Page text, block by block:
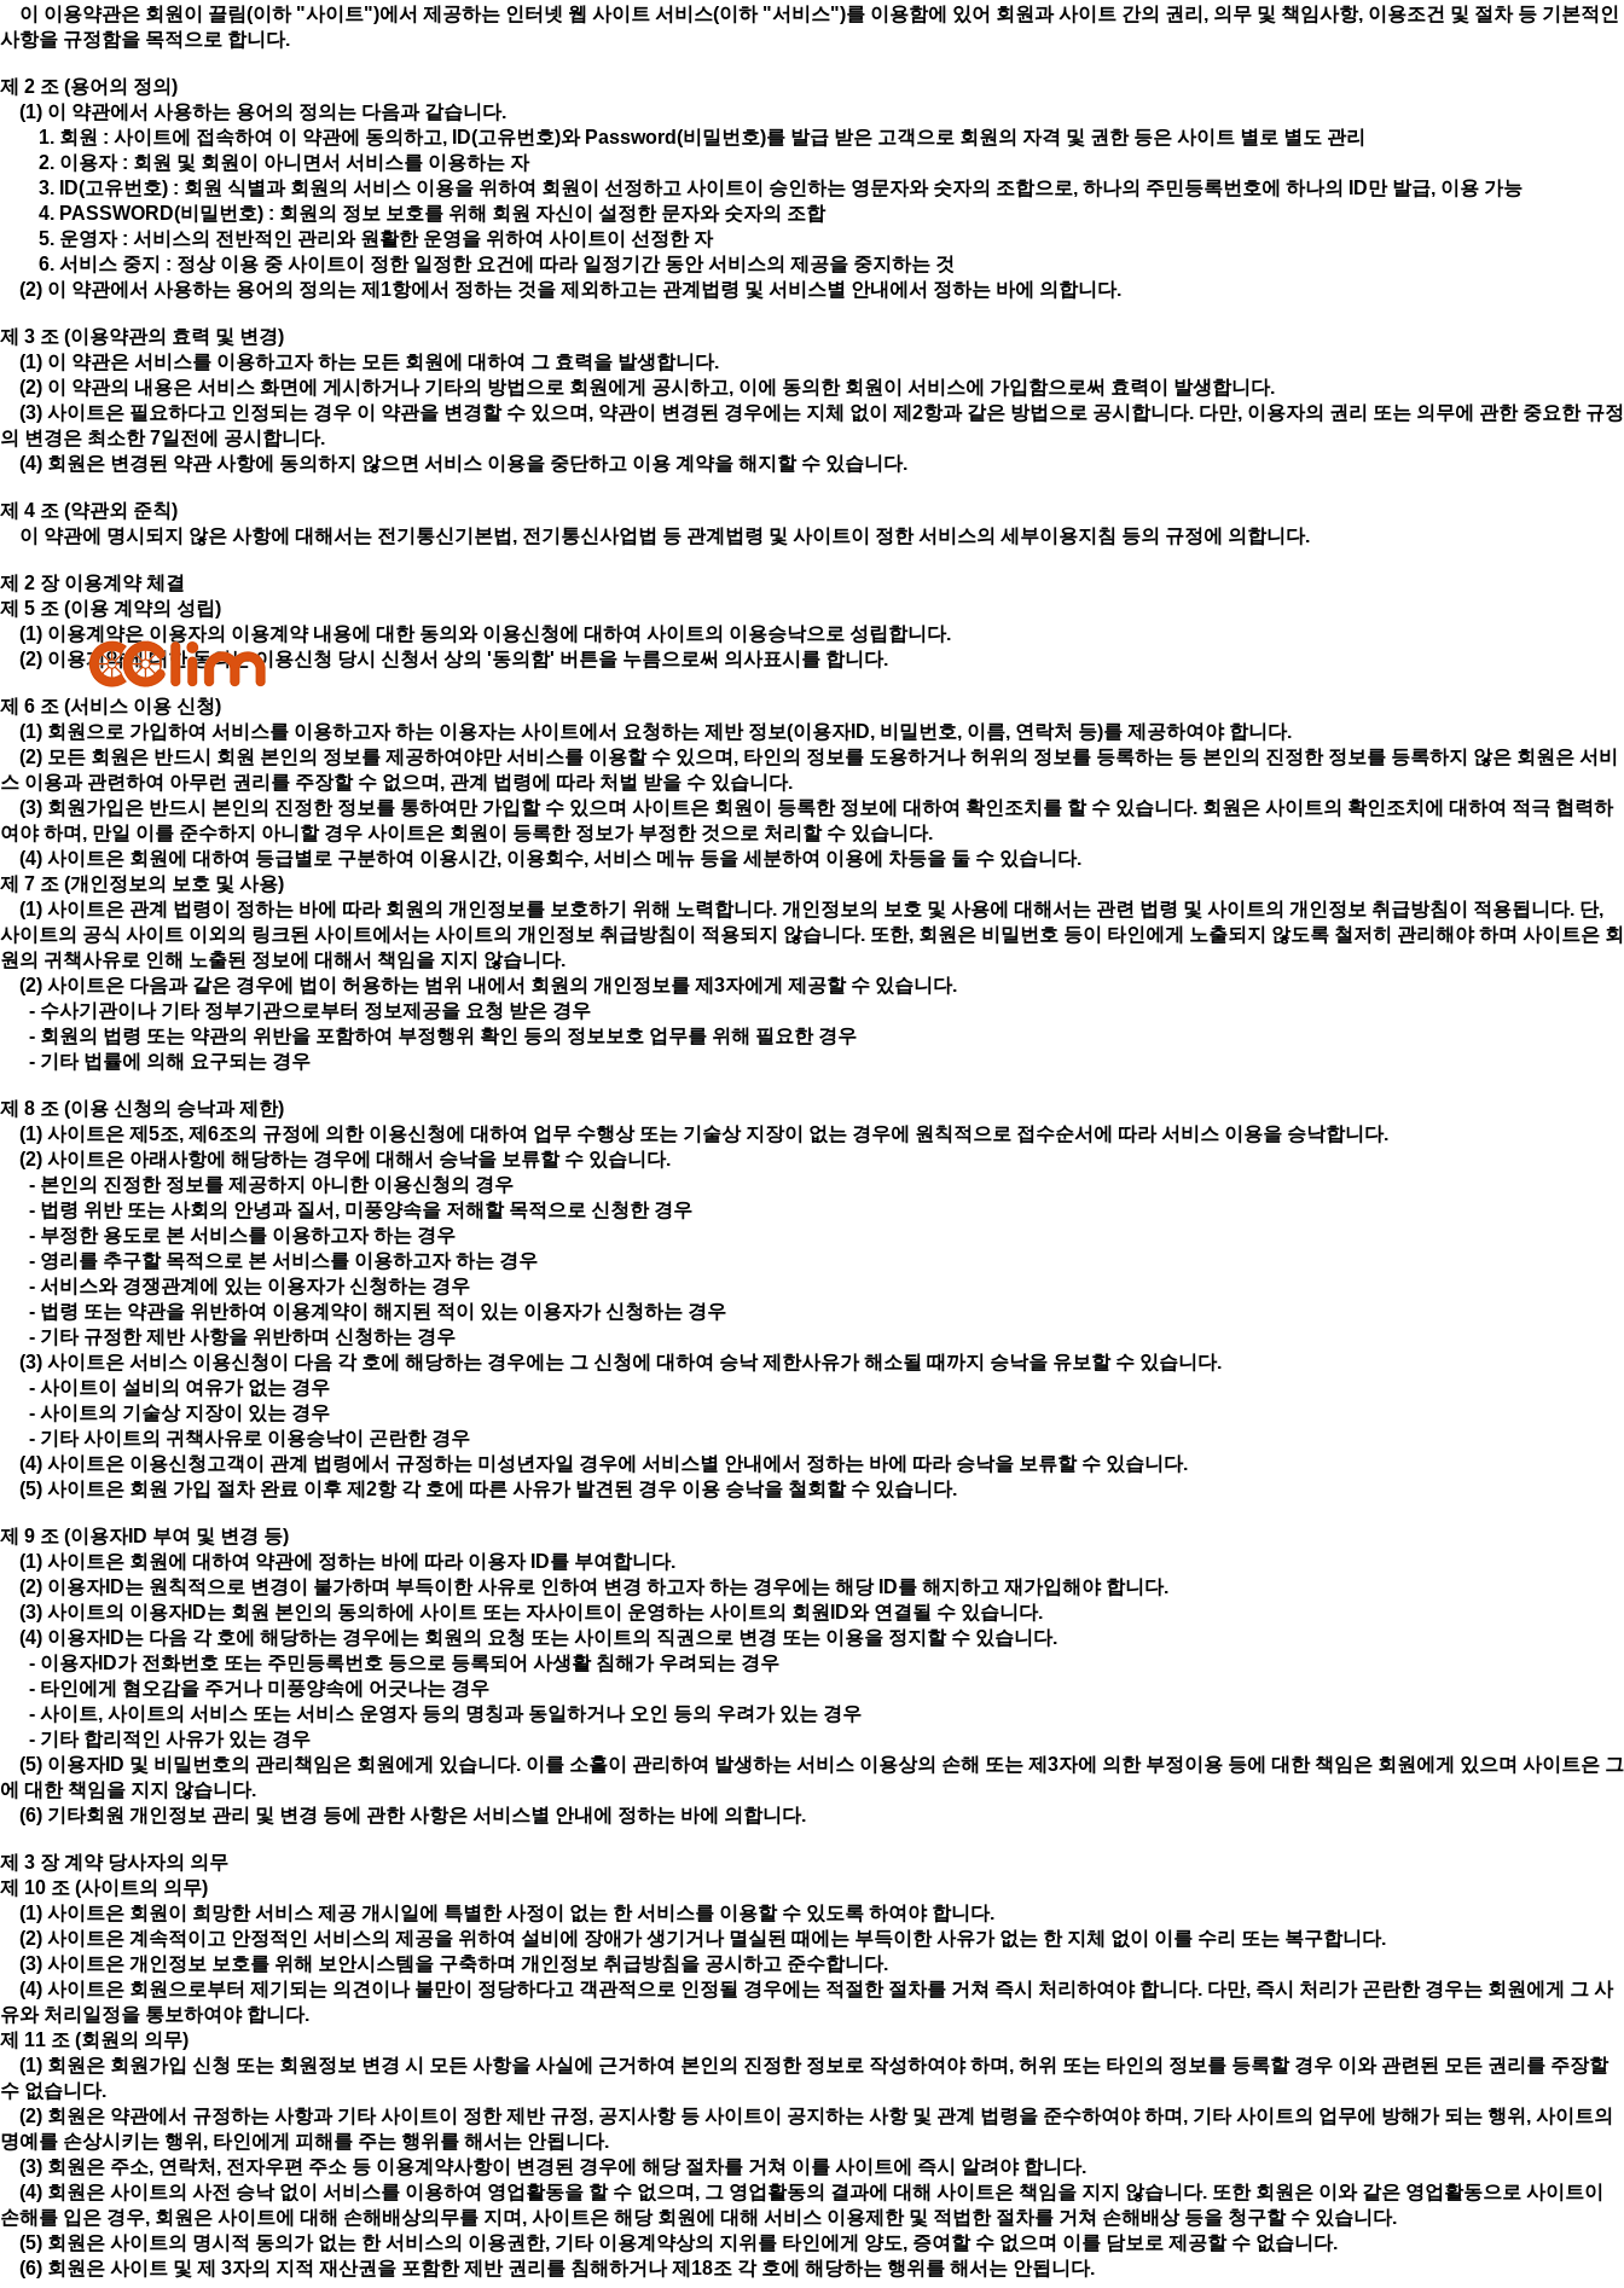
이 이용약관은 회원이 끌림(이하 "사이트")에서 제공하는 인터넷 웹 사이트 서비스(이하 "서비스")를 이용함에 있어 회원과 사이트 간의 권리, 의무 및 책임사항, 이용조건 및 절차 등 기본적인
사항을 규정함을 목적으로 합니다.
제 2 조 (용어의 정의)
(1) 이 약관에서 사용하는 용어의 정의는 다음과 같습니다.
1. 회원 : 사이트에 접속하여 이 약관에 동의하고, ID(고유번호)와 Password(비밀번호)를 발급 받은 고객으로 회원의 자격 및 권한 등은 사이트 별로 별도 관리
2. 이용자 : 회원 및 회원이 아니면서 서비스를 이용하는 자
3. ID(고유번호) : 회원 식별과 회원의 서비스 이용을 위하여 회원이 선정하고 사이트이 승인하는 영문자와 숫자의 조합으로, 하나의 주민등록번호에 하나의 ID만 발급, 이용 가능
4. PASSWORD(비밀번호) : 회원의 정보 보호를 위해 회원 자신이 설정한 문자와 숫자의 조합
5. 운영자 : 서비스의 전반적인 관리와 원활한 운영을 위하여 사이트이 선정한 자
6. 서비스 중지 : 정상 이용 중 사이트이 정한 일정한 요건에 따라 일정기간 동안 서비스의 제공을 중지하는 것
(2) 이 약관에서 사용하는 용어의 정의는 제1항에서 정하는 것을 제외하고는 관계법령 및 서비스별 안내에서 정하는 바에 의합니다.
제 3 조 (이용약관의 효력 및 변경)
(1) 이 약관은 서비스를 이용하고자 하는 모든 회원에 대하여 그 효력을 발생합니다.
(2) 이 약관의 내용은 서비스 화면에 게시하거나 기타의 방법으로 회원에게 공시하고, 이에 동의한 회원이 서비스에 가입함으로써 효력이 발생합니다.
(3) 사이트은 필요하다고 인정되는 경우 이 약관을 변경할 수 있으며, 약관이 변경된 경우에는 지체 없이 제2항과 같은 방법으로 공시합니다. 다만, 이용자의 권리 또는 의무에 관한 중요한 규정
의 변경은 최소한 7일전에 공시합니다.
(4) 회원은 변경된 약관 사항에 동의하지 않으면 서비스 이용을 중단하고 이용 계약을 해지할 수 있습니다.
제 4 조 (약관외 준칙)
이 약관에 명시되지 않은 사항에 대해서는 전기통신기본법, 전기통신사업법 등 관계법령 및 사이트이 정한 서비스의 세부이용지침 등의 규정에 의합니다.
제 2 장 이용계약 체결
제 5 조 (이용 계약의 성립)
(1) 이용계약은 이용자의 이용계약 내용에 대한 동의와 이용신청에 대하여 사이트의 이용승낙으로 성립합니다.
(2) 이용계약에 대한 동의는 이용신청 당시 신청서 상의 '동의함' 버튼을 누름으로써 의사표시를 합니다.
제 6 조 (서비스 이용 신청)
(1) 회원으로 가입하여 서비스를 이용하고자 하는 이용자는 사이트에서 요청하는 제반 정보(이용자ID, 비밀번호, 이름, 연락처 등)를 제공하여야 합니다.
(2) 모든 회원은 반드시 회원 본인의 정보를 제공하여야만 서비스를 이용할 수 있으며, 타인의 정보를 도용하거나 허위의 정보를 등록하는 등 본인의 진정한 정보를 등록하지 않은 회원은 서비
스 이용과 관련하여 아무런 권리를 주장할 수 없으며, 관계 법령에 따라 처벌 받을 수 있습니다.
(3) 회원가입은 반드시 본인의 진정한 정보를 통하여만 가입할 수 있으며 사이트은 회원이 등록한 정보에 대하여 확인조치를 할 수 있습니다. 회원은 사이트의 확인조치에 대하여 적극 협력하
여야 하며, 만일 이를 준수하지 아니할 경우 사이트은 회원이 등록한 정보가 부정한 것으로 처리할 수 있습니다.
(4) 사이트은 회원에 대하여 등급별로 구분하여 이용시간, 이용회수, 서비스 메뉴 등을 세분하여 이용에 차등을 둘 수 있습니다.
제 7 조 (개인정보의 보호 및 사용)
(1) 사이트은 관계 법령이 정하는 바에 따라 회원의 개인정보를 보호하기 위해 노력합니다. 개인정보의 보호 및 사용에 대해서는 관련 법령 및 사이트의 개인정보 취급방침이 적용됩니다. 단,
사이트의 공식 사이트 이외의 링크된 사이트에서는 사이트의 개인정보 취급방침이 적용되지 않습니다. 또한, 회원은 비밀번호 등이 타인에게 노출되지 않도록 철저히 관리해야 하며 사이트은 회
원의 귀책사유로 인해 노출된 정보에 대해서 책임을 지지 않습니다.
(2) 사이트은 다음과 같은 경우에 법이 허용하는 범위 내에서 회원의 개인정보를 제3자에게 제공할 수 있습니다.
- 수사기관이나 기타 정부기관으로부터 정보제공을 요청 받은 경우
- 회원의 법령 또는 약관의 위반을 포함하여 부정행위 확인 등의 정보보호 업무를 위해 필요한 경우
- 기타 법률에 의해 요구되는 경우
제 8 조 (이용 신청의 승낙과 제한)
(1) 사이트은 제5조, 제6조의 규정에 의한 이용신청에 대하여 업무 수행상 또는 기술상 지장이 없는 경우에 원칙적으로 접수순서에 따라 서비스 이용을 승낙합니다.
(2) 사이트은 아래사항에 해당하는 경우에 대해서 승낙을 보류할 수 있습니다.
- 본인의 진정한 정보를 제공하지 아니한 이용신청의 경우
- 법령 위반 또는 사회의 안녕과 질서, 미풍양속을 저해할 목적으로 신청한 경우
- 부정한 용도로 본 서비스를 이용하고자 하는 경우
- 영리를 추구할 목적으로 본 서비스를 이용하고자 하는 경우
- 서비스와 경쟁관계에 있는 이용자가 신청하는 경우
- 법령 또는 약관을 위반하여 이용계약이 해지된 적이 있는 이용자가 신청하는 경우
- 기타 규정한 제반 사항을 위반하며 신청하는 경우
(3) 사이트은 서비스 이용신청이 다음 각 호에 해당하는 경우에는 그 신청에 대하여 승낙 제한사유가 해소될 때까지 승낙을 유보할 수 있습니다.
- 사이트이 설비의 여유가 없는 경우
- 사이트의 기술상 지장이 있는 경우
- 기타 사이트의 귀책사유로 이용승낙이 곤란한 경우
(4) 사이트은 이용신청고객이 관계 법령에서 규정하는 미성년자일 경우에 서비스별 안내에서 정하는 바에 따라 승낙을 보류할 수 있습니다.
(5) 사이트은 회원 가입 절차 완료 이후 제2항 각 호에 따른 사유가 발견된 경우 이용 승낙을 철회할 수 있습니다.
제 9 조 (이용자ID 부여 및 변경 등)
(1) 사이트은 회원에 대하여 약관에 정하는 바에 따라 이용자 ID를 부여합니다.
(2) 이용자ID는 원칙적으로 변경이 불가하며 부득이한 사유로 인하여 변경 하고자 하는 경우에는 해당 ID를 해지하고 재가입해야 합니다.
(3) 사이트의 이용자ID는 회원 본인의 동의하에 사이트 또는 자사이트이 운영하는 사이트의 회원ID와 연결될 수 있습니다.
(4) 이용자ID는 다음 각 호에 해당하는 경우에는 회원의 요청 또는 사이트의 직권으로 변경 또는 이용을 정지할 수 있습니다.
- 이용자ID가 전화번호 또는 주민등록번호 등으로 등록되어 사생활 침해가 우려되는 경우
- 타인에게 혐오감을 주거나 미풍양속에 어긋나는 경우
- 사이트, 사이트의 서비스 또는 서비스 운영자 등의 명칭과 동일하거나 오인 등의 우려가 있는 경우
- 기타 합리적인 사유가 있는 경우
(5) 이용자ID 및 비밀번호의 관리책임은 회원에게 있습니다. 이를 소홀이 관리하여 발생하는 서비스 이용상의 손해 또는 제3자에 의한 부정이용 등에 대한 책임은 회원에게 있으며 사이트은 그
에 대한 책임을 지지 않습니다.
(6) 기타회원 개인정보 관리 및 변경 등에 관한 사항은 서비스별 안내에 정하는 바에 의합니다.
제 3 장 계약 당사자의 의무
제 10 조 (사이트의 의무)
(1) 사이트은 회원이 희망한 서비스 제공 개시일에 특별한 사정이 없는 한 서비스를 이용할 수 있도록 하여야 합니다.
(2) 사이트은 계속적이고 안정적인 서비스의 제공을 위하여 설비에 장애가 생기거나 멸실된 때에는 부득이한 사유가 없는 한 지체 없이 이를 수리 또는 복구합니다.
(3) 사이트은 개인정보 보호를 위해 보안시스템을 구축하며 개인정보 취급방침을 공시하고 준수합니다.
(4) 사이트은 회원으로부터 제기되는 의견이나 불만이 정당하다고 객관적으로 인정될 경우에는 적절한 절차를 거쳐 즉시 처리하여야 합니다. 다만, 즉시 처리가 곤란한 경우는 회원에게 그 사
유와 처리일정을 통보하여야 합니다.
제 11 조 (회원의 의무)
(1) 회원은 회원가입 신청 또는 회원정보 변경 시 모든 사항을 사실에 근거하여 본인의 진정한 정보로 작성하여야 하며, 허위 또는 타인의 정보를 등록할 경우 이와 관련된 모든 권리를 주장할
수 없습니다.
(2) 회원은 약관에서 규정하는 사항과 기타 사이트이 정한 제반 규정, 공지사항 등 사이트이 공지하는 사항 및 관계 법령을 준수하여야 하며, 기타 사이트의 업무에 방해가 되는 행위, 사이트의
명예를 손상시키는 행위, 타인에게 피해를 주는 행위를 해서는 안됩니다.
(3) 회원은 주소, 연락처, 전자우편 주소 등 이용계약사항이 변경된 경우에 해당 절차를 거쳐 이를 사이트에 즉시 알려야 합니다.
(4) 회원은 사이트의 사전 승낙 없이 서비스를 이용하여 영업활동을 할 수 없으며, 그 영업활동의 결과에 대해 사이트은 책임을 지지 않습니다. 또한 회원은 이와 같은 영업활동으로 사이트이
손해를 입은 경우, 회원은 사이트에 대해 손해배상의무를 지며, 사이트은 해당 회원에 대해 서비스 이용제한 및 적법한 절차를 거쳐 손해배상 등을 청구할 수 있습니다.
(5) 회원은 사이트의 명시적 동의가 없는 한 서비스의 이용권한, 기타 이용계약상의 지위를 타인에게 양도, 증여할 수 없으며 이를 담보로 제공할 수 없습니다.
(6) 회원은 사이트 및 제 3자의 지적 재산권을 포함한 제반 권리를 침해하거나 제18조 각 호에 해당하는 행위를 해서는 안됩니다.